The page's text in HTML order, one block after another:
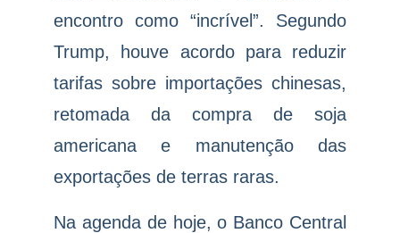
encontro como “incrível”. Segundo
Trump, houve acordo para reduzir
tarifas sobre importações chinesas,
retomada da compra de soja
americana e manutenção das
exportações de terras raras.
Na agenda de hoje, o Banco Central